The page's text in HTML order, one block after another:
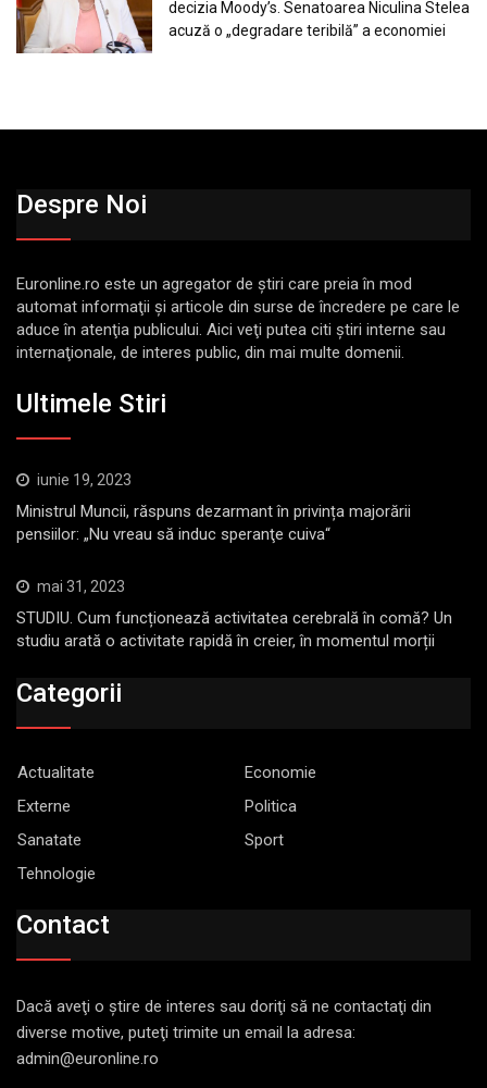
decizia Moody’s. Senatoarea Niculina Stelea
acuză o „degradare teribilă” a economiei
Despre Noi
Euronline.ro este un agregator de ştiri care preia în mod
automat informaţii şi articole din surse de încredere pe care le
aduce în atenţia publicului. Aici veţi putea citi ştiri interne sau
internaţionale, de interes public, din mai multe domenii.
Ultimele Stiri
iunie 19, 2023
Ministrul Muncii, răspuns dezarmant în privința majorării
pensiilor: „Nu vreau să induc speranţe cuiva“
mai 31, 2023
STUDIU. Cum funcționează activitatea cerebrală în comă? Un
studiu arată o activitate rapidă în creier, în momentul morții
Categorii
Actualitate
Economie
Externe
Politica
Sanatate
Sport
Tehnologie
Contact
Dacă aveţi o ştire de interes sau doriţi să ne contactaţi din
diverse motive, puteţi trimite un email la adresa:
admin@euronline.ro